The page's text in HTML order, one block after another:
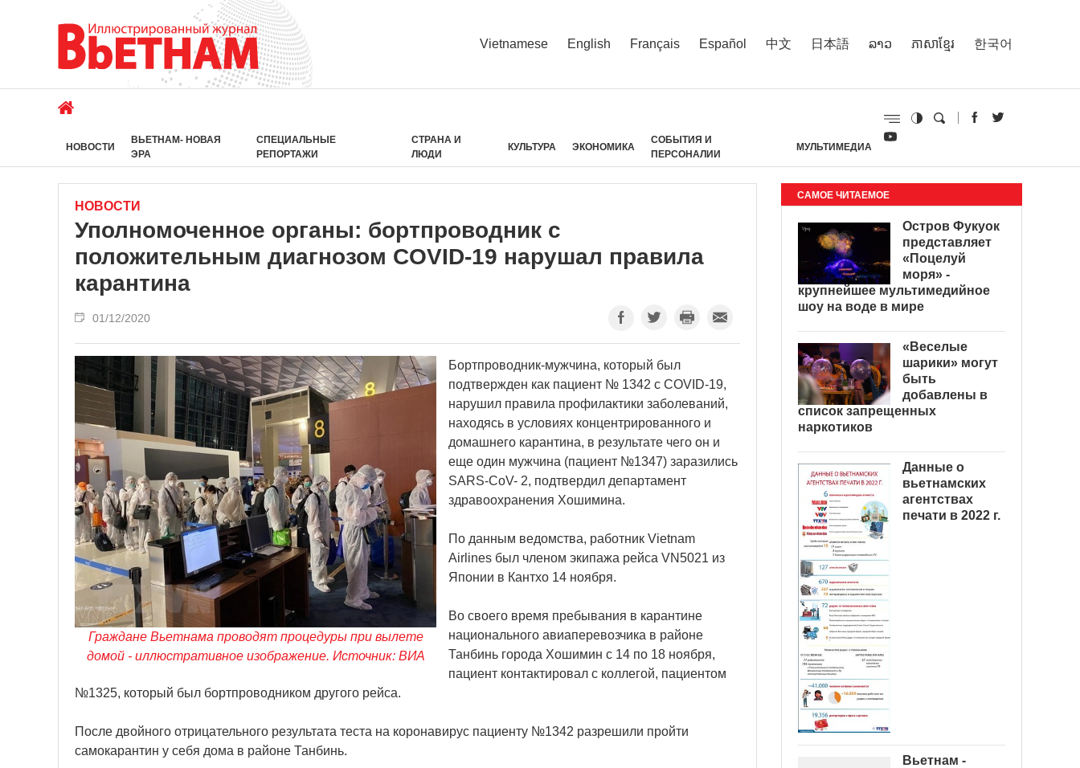
Vietnamese English Français Español 中文 日本語 ລາວ ភាសាខ្មែរ 한국어
НОВОСТИ
ВЬЕТНАМ- НОВАЯ
ЭРА
СПЕЦИАЛЬНЫЕ
РЕПОРТАЖИ
СТРАНА И
ЛЮДИ
КУЛЬТУРА ЭКОНОМИКА
СОБЫТИЯ И
ПЕРСОНАЛИИ
МУЛЬТИМЕДИА
НОВОСТИ
Уполномоченное органы: бортпроводник с
положительным диагнозом COVID-19 нарушал правила
карантина
01/12/2020
Граждане Вьетнама проводят процедуры при вылете
домой - иллюстративное изображение. Источник: ВИА
Бортпроводник-мужчина, который был
подтвержден как пациент № 1342 с COVID-19,
нарушил правила профилактики заболеваний,
находясь в условиях концентрированного и
домашнего карантина, в результате чего он и
еще один мужчина (пациент №1347) заразились
SARS-CoV- 2, подтвердил департамент
здравоохранения Хошимина.
По данным ведомства, работник Vietnam
Airlines был членом экипажа рейса VN5021 из
Японии в Кантхо 14 ноября.
Во своего время пребывания в карантине
национального авиаперевозчика в районе
Танбинь города Хошимин с 14 по 18 ноября,
пациент контактировал с коллегой, пациентом
№1325, который был бортпроводником другого рейса.
После двойного отрицательного результата теста на коронавирус пациенту №1342 разрешили пройти
самокарантин у себя дома в районе Танбинь.
САМОЕ ЧИТАЕМОЕ
Остров Фукуок
представляет
«Поцелуй
моря» -
крупнейшее мультимедийное
шоу на воде в мире
«Веселые
шарики» могут
быть
добавлены в
список запрещенных
наркотиков
Данные о
вьетнамских
агентствах
печати в 2022 г.
Вьетнам -